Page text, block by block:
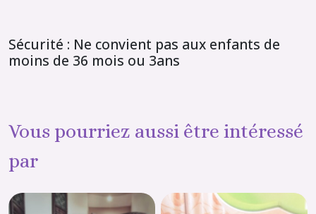
Sécurité : Ne convient pas aux enfants de
moins de 36 mois ou 3ans
Vous pourriez aussi être intéressé
par